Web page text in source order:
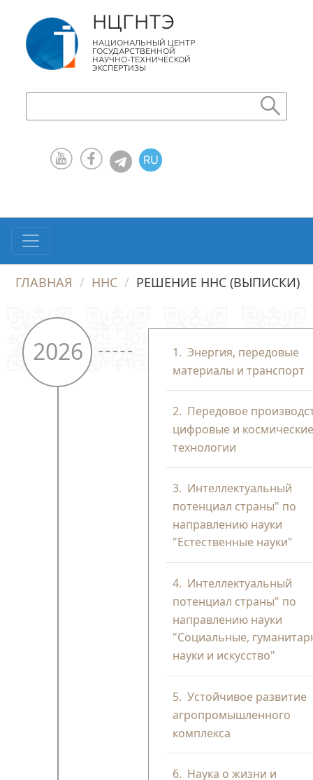
НЦГНТЭ
НАЦИОНАЛЬНЫЙ ЦЕНТР
ГОСУДАРСТВЕННОЙ
НАУЧНО-ТЕХНИЧЕСКОЙ
ЭКСПЕРТИЗЫ
RU
ГЛАВНАЯ ННС РЕШЕНИЕ ННС (ВЫПИСКИ)
2026 1.Энергия, передовые
материалы и транспорт
2. Передовое
цифровые и
технологии
3. Интеллектуальный
потенциал страны" по
направлению науки
"Естественные науки"
4. Интеллектуальный
потенциал страны" по
направлению науки
"Социальные,
науки и искусство"
5.Устойчивое развитие
агропромышленного
комплекса
6. Наука о жизни и